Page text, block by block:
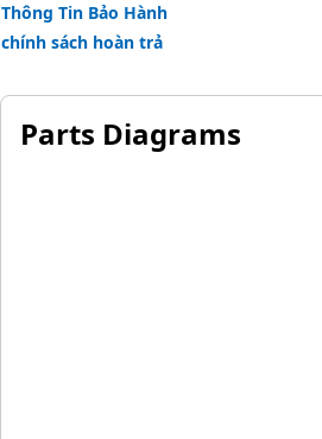
Thông Tin Bảo Hành
chính sách hoàn trả
Parts Diagrams